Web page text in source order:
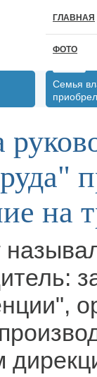
ГЛАВНАЯ
ФОТО
Семья
на